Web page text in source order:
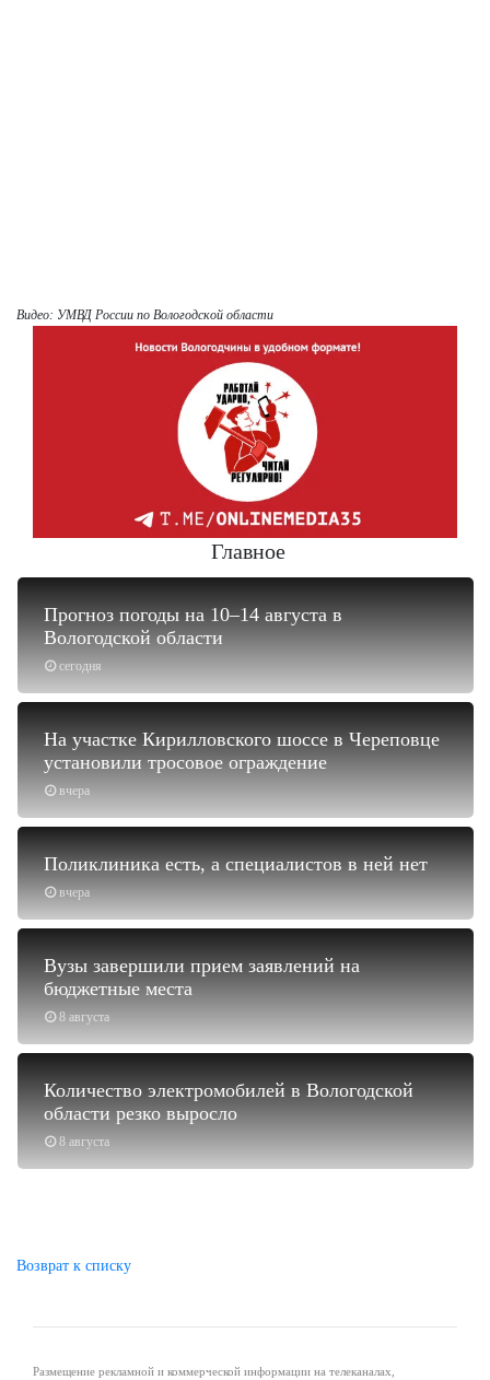
Видео: УМВД России по Вологодской области
Главное
сегодня
Прогноз погоды на 10–14 августа в
Вологодской области
вчера
На участке Кирилловского шоссе в Череповце
установили тросовое ограждение
вчера
Поликлиника есть, а специалистов в ней нет
8 августа
Вузы завершили прием заявлений на
бюджетные места
8 августа
Количество электромобилей в Вологодской
области резко выросло
Возврат к списку
Размещение рекламной и коммерческой информации на телеканалах,